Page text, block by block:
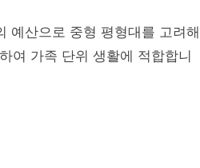
예산으로 중형 평형대를 고려해
여 가족 단위 생활에 적합합니